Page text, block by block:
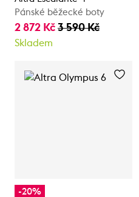
Pánské běžecké boty
2 872 Kč 3 590 Kč
Skladem
-20%